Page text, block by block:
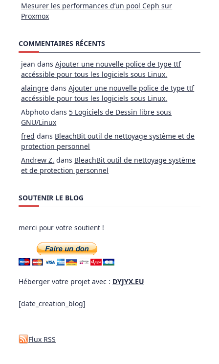
Mesurer les performances d’un pool Ceph sur
Proxmox
COMMENTAIRES RÉCENTS
jean dansAjouter une nouvelle police de type ttf
accéssible pour tous les logiciels sous Linux.
alaingre dansAjouter une nouvelle police de type ttf
accéssible pour tous les logiciels sous Linux.
Abphoto dans 5 Logiciels de Dessin libre sous
GNU/Linux
fred dans BleachBit outil de nettoyage système et de
protection personnel
Andrew Z. dans BleachBit outil de nettoyage système
et de protection personnel
SOUTENIR LE BLOG
merci pour votre soutient !
Héberger votre projet avec : DYJYX.EU
[date_creation_blog]
Flux RSS